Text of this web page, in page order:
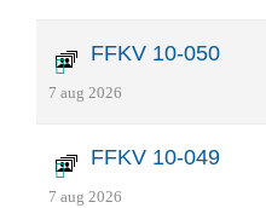
FFKV 10-050
7 aug 2026
FFKV 10-049
7 aug 2026